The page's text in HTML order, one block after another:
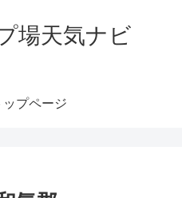
場天気ナビ
ップページ